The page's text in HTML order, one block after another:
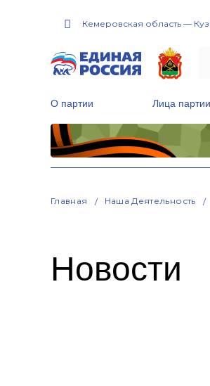
Кемеровская область —
О партии Лица партии
Главная Наша Деятельность
Новости